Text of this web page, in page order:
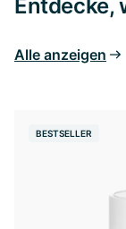
Entdecke,
Alle anzeigen
BESTSELLER